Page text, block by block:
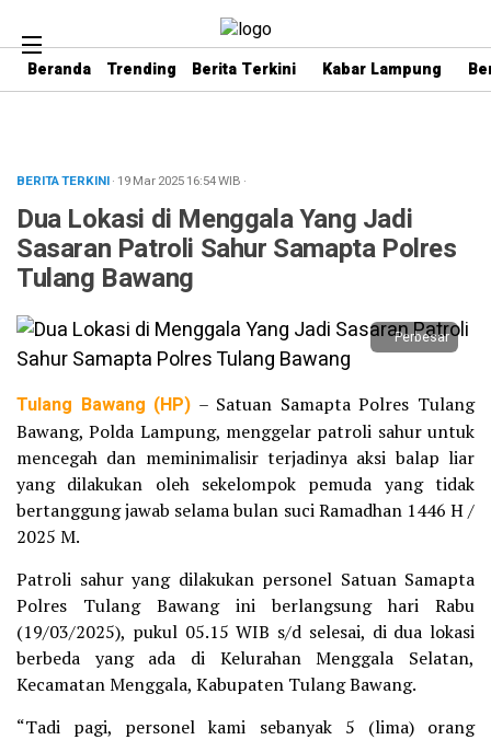
Beranda Trending Berita Terkini Kabar Lampung
BERITA TERKINI· 19 Mar 202516:54WIB ·
Dua Lokasi di Menggala Yang Jadi
Sasaran Patroli Sahur Samapta Polres
Tulang Bawang
Perbesar
Tulang Bawang (HP) – Satuan Samapta Polres Tulang
Bawang, Polda Lampung, menggelar patroli sahur untuk
mencegah dan meminimalisir terjadinya aksi balap liar
yang dilakukan oleh sekelompok pemuda yang tidak
bertanggung jawab selama bulan suci Ramadhan 1446 H /
2025 M.
Patroli sahur yang dilakukan personel Satuan Samapta
Polres Tulang Bawang ini berlangsung hari Rabu
(19/03/2025), pukul 05.15 WIB s/d selesai, di dua lokasi
berbeda yang ada di Kelurahan Menggala Selatan,
Kecamatan Menggala, Kabupaten Tulang Bawang.
“Tadi pagi, personel kami sebanyak 5 (lima) orang